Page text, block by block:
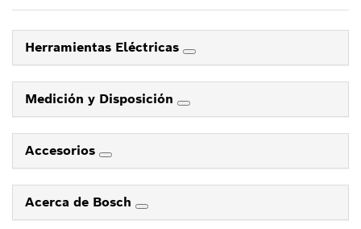
Herramientas Eléctricas
Medición y Disposición
Accesorios
Acerca de Bosch